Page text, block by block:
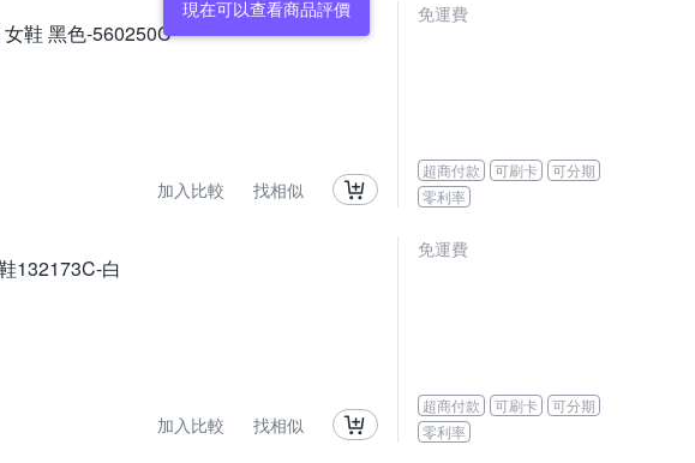
鞋 黑色-560250C
加入比較 找相似
免運費
超商付款 可刷卡
可分期
零利率
132173C-白
加入比較 找相似
免運費
超商付款 可刷卡
可分期
零利率